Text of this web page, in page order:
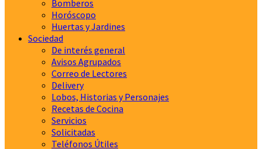
Bomberos
Horóscopo
Huertas y Jardines
Sociedad
De interés general
Avisos Agrupados
Correo de Lectores
Delivery
Lobos, Historias y Personajes
Recetas de Cocina
Servicios
Solicitadas
Teléfonos Útiles